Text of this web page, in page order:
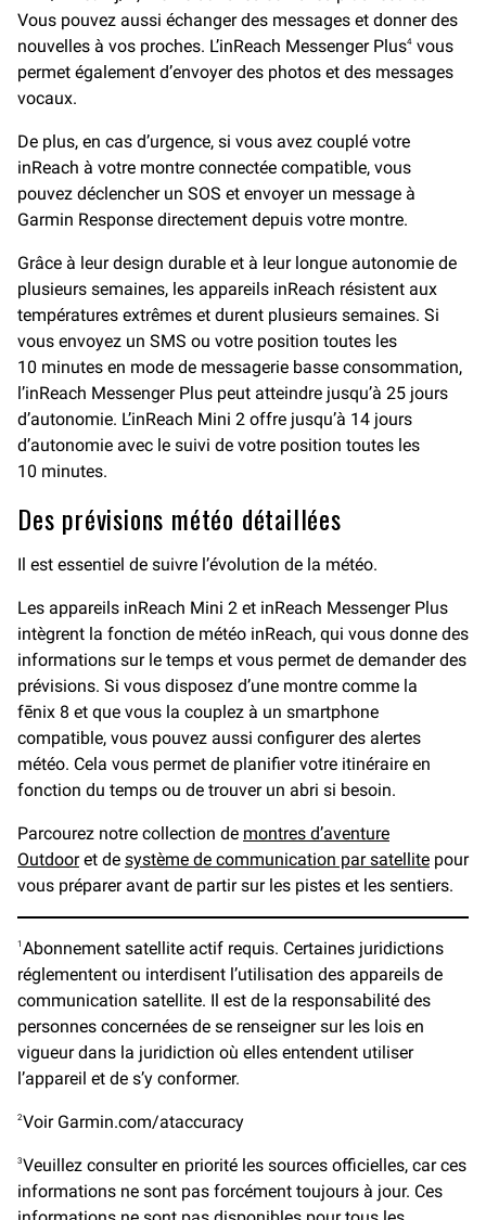
Vous pouvez aussi échanger des messages et donner des
nouvelles à vos proches. L’inReach Messenger Plus4 vous
permet également d’envoyer des photos et des messages
vocaux.
De plus, en cas d’urgence, si vous avez couplé votre
inReach à votre montre connectée compatible, vous
pouvez déclencher un SOS et envoyer un message à
Garmin Response directement depuis votre montre.
Grâce à leur design durable et à leur longue autonomie de
plusieurs semaines, les appareils inReach résistent aux
températures extrêmes et durent plusieurs semaines. Si
vous envoyez un SMS ou votre position toutes les
10 minutes en mode de messagerie basse consommation,
l’inReach Messenger Plus peut atteindre jusqu’à 25 jours
d’autonomie. L’inReach Mini 2 offre jusqu’à 14 jours
d’autonomie avec le suivi de votre position toutes les
10 minutes.
Des prévisions météo détaillées
Il est essentiel de suivre l’évolution de la météo.
Les appareils inReach Mini 2 et inReach Messenger Plus
intègrent la fonction de météo inReach, qui vous donne des
informations sur le temps et vous permet de demander des
prévisions. Si vous disposez d’une montre comme la
fēnix 8 et que vous la couplez à un smartphone
compatible, vous pouvez aussi configurer des alertes
météo. Cela vous permet de planifier votre itinéraire en
fonction du temps ou de trouver un abri si besoin.
Parcourez notre collection de montres d’aventure
Outdooret de système de communication par satellite pour
vous préparer avant de partir sur les pistes et les sentiers.
1 Abonnement satellite actif requis. Certaines juridictions
réglementent ou interdisent l’utilisation des appareils de
communication satellite. Il est de la responsabilité des
personnes concernées de se renseigner sur les lois en
vigueur dans la juridiction où elles entendent utiliser
l’appareil et de s’y conformer.
2Voir Garmin.com/ataccuracy
3Veuillez consulter en priorité les sources officielles, car ces
informations ne sont pas forcément toujours à jour. Ces